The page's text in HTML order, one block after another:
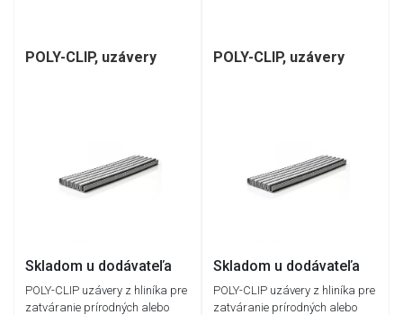
POLY-CLIP, uzávery
Skladom u dodávateľa
POLY-CLIP uzávery z hliníka pre
zatváranie prírodných alebo
POLY-CLIP, uzávery
Skladom u dodávateľa
POLY-CLIP uzávery z hliníka pre
zatváranie prírodných alebo